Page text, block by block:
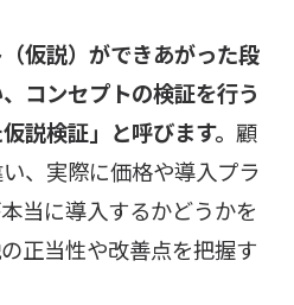
仮説）ができあがった段
コンセプトの検証を行う
説検証」と呼びます。 顧
、実際に価格や導入プラ
当に導入するかどうかを
正当性や改善点を把握す